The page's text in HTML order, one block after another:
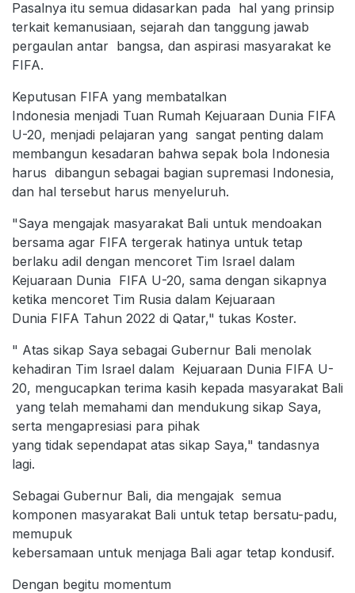
Pasalnya itu semua didasarkan pada hal yang prinsip
terkait kemanusiaan, sejarah dan tanggung jawab
pergaulan antar bangsa, dan aspirasi masyarakat ke
FIFA.
Keputusan FIFA yang membatalkan
Indonesia menjadi Tuan Rumah Kejuaraan Dunia FIFA
U-20, menjadi pelajaran yang sangat penting dalam
membangun kesadaran bahwa sepak bola Indonesia
harus dibangun sebagai bagian supremasi Indonesia,
dan hal tersebut harus menyeluruh.
"Saya mengajak masyarakat Bali untuk mendoakan
bersama agar FIFA tergerak hatinya untuk tetap
berlaku adil dengan mencoret Tim Israel dalam
Kejuaraan Dunia FIFA U-20, sama dengan sikapnya
ketika mencoret Tim Rusia dalam Kejuaraan
Dunia FIFA Tahun 2022 di Qatar," tukas Koster.
" Atas sikap Saya sebagai Gubernur Bali menolak
kehadiran Tim Israel dalam Kejuaraan Dunia FIFA U-
20, mengucapkan terima kasih kepada masyarakat Bali
yang telah memahami dan mendukung sikap Saya,
serta mengapresiasi para pihak
yang tidak sependapat atas sikap Saya," tandasnya
lagi.
Sebagai Gubernur Bali, dia mengajak semua
komponen masyarakat Bali untuk tetap bersatu-padu,
memupuk
kebersamaan untuk menjaga Bali agar tetap kondusif.
Dengan begitu momentum